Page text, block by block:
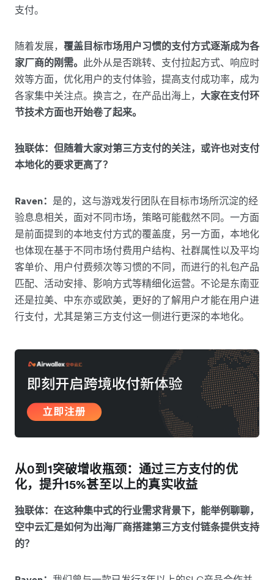
支付。
随着发展， 覆盖目标市场用户习惯的支付方式逐渐成为各
家厂商的刚需。 此外从是否跳转、支付拉起方式、响应时
效等方面，优化用户的支付体验，提高支付成功率，成为
各家集中关注点。换言之，在产品出海上， 大家在支付环
节技术方面也开始卷了起来。
独联体：但随着大家对第三方支付的关注，或许也对支付
本地化的要求更高了？
Raven： 是的，这与游戏发行团队在目标市场所沉淀的经
验息息相关，面对不同市场，策略可能截然不同。一方面
是前面提到的本地支付方式的覆盖度，另一方面，本地化
也体现在基于不同市场付费用户结构、社群属性以及平均
客单价、用户付费频次等习惯的不同，而进行的礼包产品
匹配、活动安排、影响方式等精细化运营。不论是东南亚
还是拉美、中东亦或欧美，更好的了解用户才能在用户进
行支付，尤其是第三方支付这一侧进行更深的本地化。
从0到1突破增收瓶颈：通过三方支付的优
化，提升15%甚至以上的真实收益
独联体：在这种集中式的行业需求背景下，能举例聊聊，
空中云汇是如何为出海厂商搭建第三方支付链条提供支持
的？